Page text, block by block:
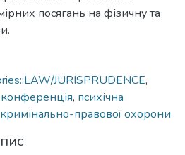
посягань на фізичну та
JURISPRUDENCE,
, психічна
кримінально-правової охорони